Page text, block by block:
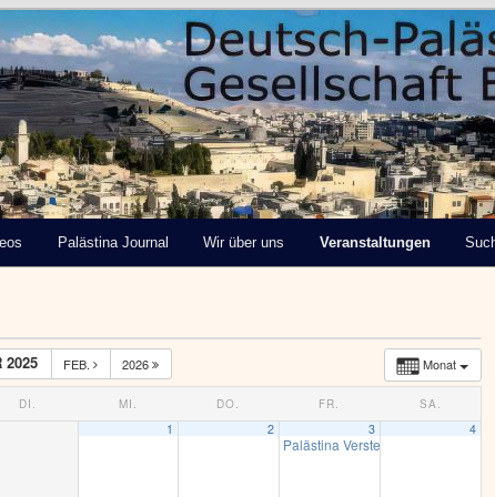
Gesellschaft
Palästina Journal Wir über uns Veranstaltungen
Monat
2025 FEB. 2026
DI. MI. DO. FR. SA.
1 2 3
Palästina Verstehen – Vortrag
4